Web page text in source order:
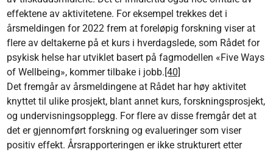
effektene av aktivitetene. For eksempel trekkes det i
årsmeldingen for 2022 frem at foreløpig forskning viser at
flere av deltakerne på et kurs i hverdagslede, som Rådet for
psykisk helse har utviklet basert på fagmodellen «Five Ways
of Wellbeing», kommer tilbake i jobb. [40]
Det fremgår av årsmeldingene at Rådet har høy aktivitet
knyttet til ulike prosjekt, blant annet kurs, forskningsprosjekt,
og undervisningsopplegg. For flere av disse fremgår det at
det er gjennomført forskning og evalueringer som viser
positiv effekt. Årsrapporteringen er ikke strukturert etter